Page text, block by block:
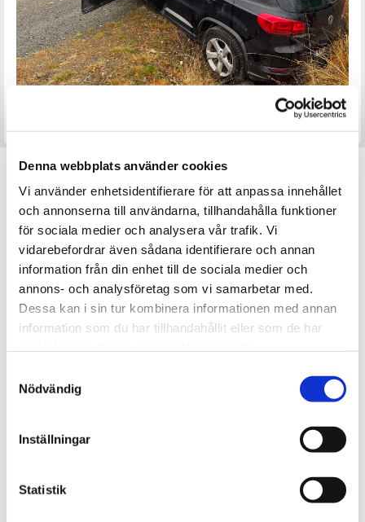
Denna webbplats använder cookies
Vi använder enhetsidentifierare för att anpassa innehållet
och annonserna till användarna, tillhandahålla funktioner
för sociala medier och analysera vår trafik. Vi
vidarebefordrar även sådana identifierare och annan
information från din enhet till de sociala medier och
annons- och analysföretag som vi samarbetar med.
Dessa kan i sin tur kombinera informationen med annan
information som du har tillhandahållit eller som de har
Nödvändig
Inställningar
Statistik
VÄGASSISTANS I ÅRE &
E14
strömlöst. Vare sig det är sommar eller
vinter så räcker ibland inte strömmen till.